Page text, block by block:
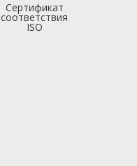
Сертификат
соответствия
ISO